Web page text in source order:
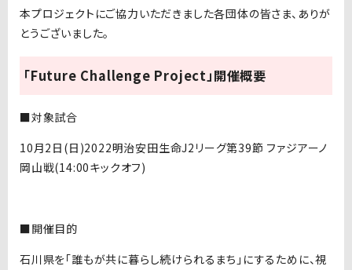
本プロジェクトにご協力いただきました各団体の皆さま、ありが
とうございました。
「Future Challenge Project」開催概要
■対象試合
10月2日(日)2022明治安田生命J2リーグ第39節 ファジアーノ
岡山戦(14:00キックオフ)
■開催目的
石川県を「誰もが共に暮らし続けられるまち」にするために、視